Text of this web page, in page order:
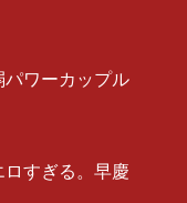
ワーカップル
すぎる。早慶